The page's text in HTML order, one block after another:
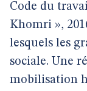
Code du
Khomri »,
lesquels les
sociale. Une
mobilisation